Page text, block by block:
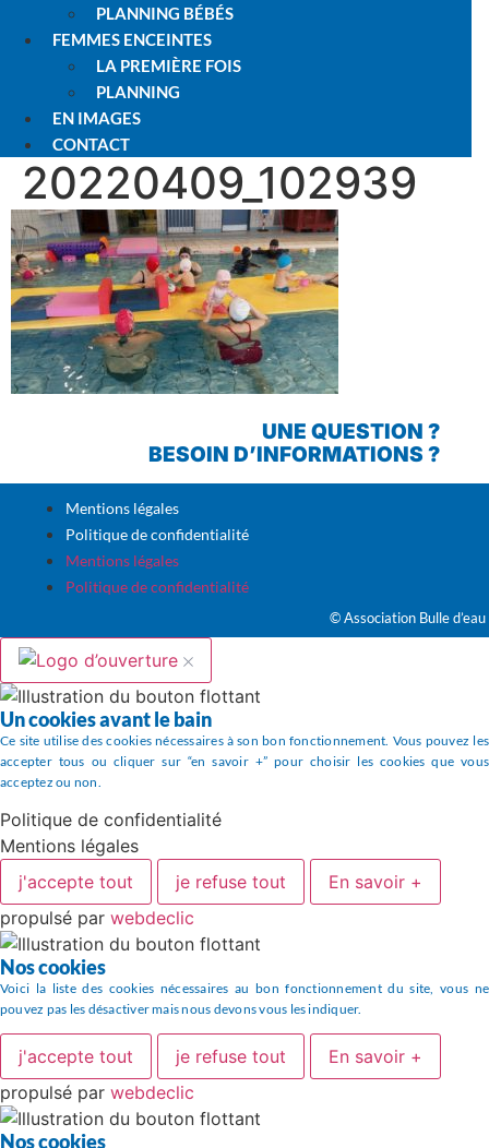
PLANNING BÉBÉS
FEMMES ENCEINTES
LA PREMIÈRE FOIS
PLANNING
EN IMAGES
CONTACT
20220409_102939
UNE QUESTION ?
BESOIN D’INFORMATIONS ?
Mentions légales
Politique de confidentialité
Mentions légales
Politique de confidentialité
© Association Bulle d’eau
Un cookies avant le bain
Ce site utilise des cookies nécessaires à son bon fonctionnement. Vous pouvez les
accepter tous ou cliquer sur “en savoir +” pour choisir les cookies que vous
acceptez ou non.
Politique de confidentialité
Mentions légales
j'accepte tout
je refuse tout
En savoir +
propulsé par webdeclic
Nos cookies
Voici la liste des cookies nécessaires au bon fonctionnement du site, vous ne
pouvez pas les désactiver mais nous devons vous les indiquer.
j'accepte tout je refuse tout
En savoir +
propulsé par webdeclic
Nos cookies